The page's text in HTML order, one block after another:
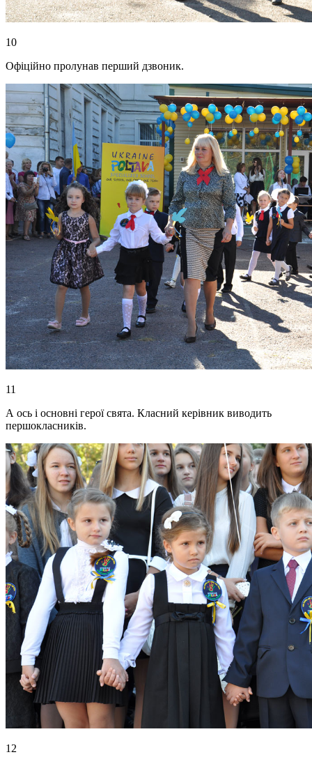
10
Офіційно пролунав перший дзвоник.
11
А ось і основні герої свята. Класний керівник виводить
першокласників.
12